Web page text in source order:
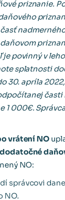
priznanie.
povinný v
splatnosti
30. apríla
časti
1 000€.
vrátení NO
NO:
správcovi
NO.